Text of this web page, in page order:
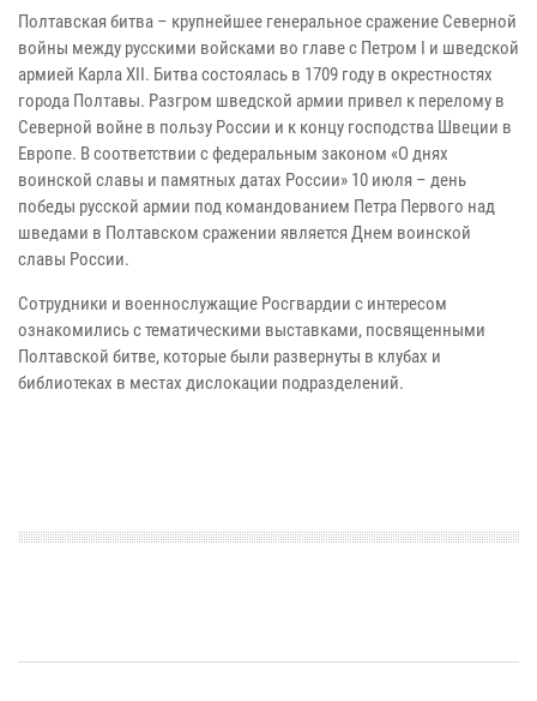
Полтавская битва – крупнейшее генеральное сражение Северной
войны между русскими войсками во главе с Петром I и шведской
армией Карла XII. Битва состоялась в 1709 году в окрестностях
города Полтавы. Разгром шведской армии привел к перелому в
Северной войне в пользу России и к концу господства Швеции в
Европе. В соответствии с федеральным законом «О днях
воинской славы и памятных датах России» 10 июля – день
победы русской армии под командованием Петра Первого над
шведами в Полтавском сражении является Днем воинской
славы России.
Сотрудники и военнослужащие Росгвардии с интересом
ознакомились с тематическими выставками, посвященными
Полтавской битве, которые были развернуты в клубах и
библиотеках в местах дислокации подразделений.